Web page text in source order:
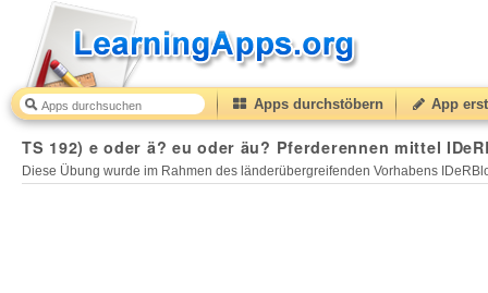
Apps durchstöbern App
TS 192) e oder ä? eu oder äu? Pferderennen mittel
Diese Übung wurde im Rahmen des länderübergreifenden Vorhabens